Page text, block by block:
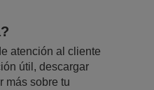
atención al cliente
útil, descargar
más sobre tu